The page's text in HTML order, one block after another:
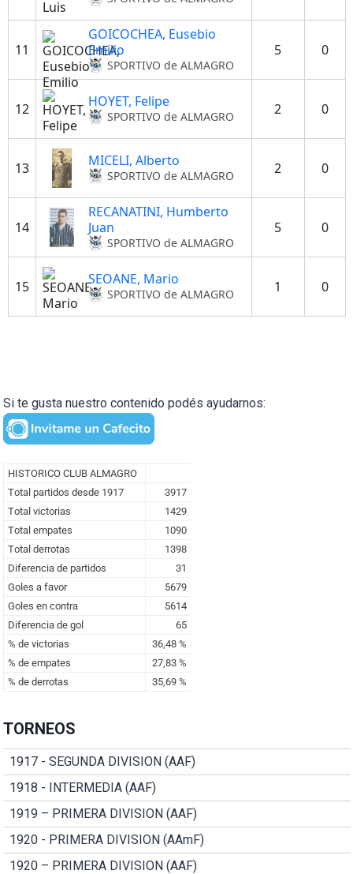
11
GOICOCHEA, Eusebio
Emilio
SPORTIVO de ALMAGRO
5 0
12 HOYET, Felipe
SPORTIVO de ALMAGRO 2 0
13 MICELI, Alberto
SPORTIVO de ALMAGRO 2 0
14
RECANATINI, Humberto
Juan
SPORTIVO de ALMAGRO
5 0
15 SEOANE, Mario
SPORTIVO de ALMAGRO 1 0
Si te gusta nuestro contenido podés ayudarnos:
TORNEOS
1917 - SEGUNDA DIVISION (AAF)
1918 - INTERMEDIA (AAF)
1919 – PRIMERA DIVISION (AAF)
1920 - PRIMERA DIVISION (AAmF)
1920 – PRIMERA DIVISION (AAF)